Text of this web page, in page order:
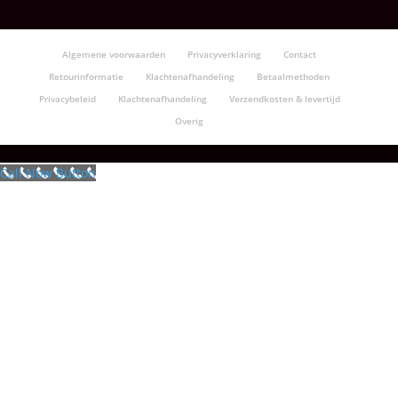
Algemene voorwaarden Privacyverklaring
Contact
Retourinformatie
Klachtenafhandeling
Betaalmethoden
Privacybeleid
Klachtenafhandeling
Verzendkosten & levertijd
Overig
Call Now Button